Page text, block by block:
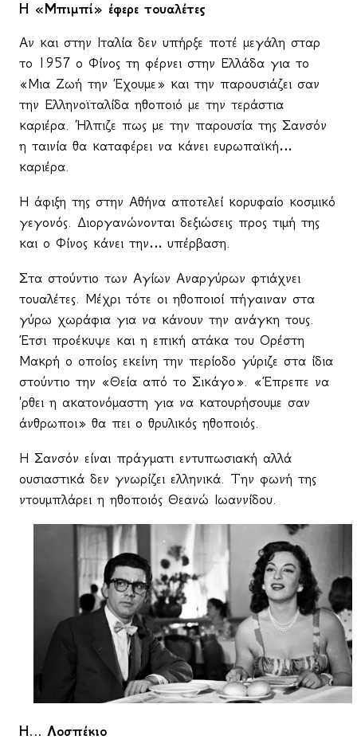
Η «Μπιμπί» έφερε τουαλέτες
Αν και στην Ιταλία δεν υπήρξε ποτέ μεγάλη σταρ
το 1957 ο Φίνος τη φέρνει στην Ελλάδα για το
«Μια Ζωή την Έχουμε» και την παρουσιάζει σαν
την Ελληνοϊταλίδα ηθοποιό με την τεράστια
καριέρα. Ήλπιζε πως με την παρουσία της Σανσόν
η ταινία θα καταφέρει να κάνει ευρωπαϊκή…
καριέρα.
Η άφιξη της στην Αθήνα αποτελεί κορυφαίο κοσμικό
γεγονός. Διοργανώνονται δεξιώσεις προς τιμή της
και ο Φίνος κάνει την… υπέρβαση.
Στα στούντιο των Αγίων Αναργύρων φτιάχνει
τουαλέτες. Μέχρι τότε οι ηθοποιοί πήγαιναν στα
γύρω χωράφια για να κάνουν την ανάγκη τους.
Έτσι προέκυψε και η επική ατάκα του Ορέστη
Μακρή ο οποίος εκείνη την περίοδο γύριζε στα ίδια
στούντιο την «Θεία από το Σικάγο». «Έπρεπε να
'ρθει η ακατονόμαστη για να κατουρήσουμε σαν
άνθρωποι» θα πει ο θρυλικός ηθοποιός.
Η Σανσόν είναι πράγματι εντυπωσιακή αλλά
ουσιαστικά δεν γνωρίζει ελληνικά. Την φωνή της
ντουμπλάρει η ηθοποιός Θεανώ Ιωαννίδου.
Η… Λοσπέκιο